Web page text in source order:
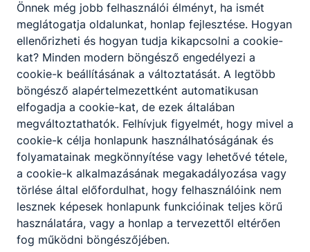
Önnek még jobb felhasználói élményt, ha ismét
meglátogatja oldalunkat, honlap fejlesztése. Hogyan
ellenőrizheti és hogyan tudja kikapcsolni a cookie-
kat? Minden modern böngésző engedélyezi a
cookie-k beállításának a változtatását. A legtöbb
böngésző alapértelmezettként automatikusan
elfogadja a cookie-kat, de ezek általában
megváltoztathatók. Felhívjuk figyelmét, hogy mivel a
cookie-k célja honlapunk használhatóságának és
folyamatainak megkönnyítése vagy lehetővé tétele,
a cookie-k alkalmazásának megakadályozása vagy
törlése által előfordulhat, hogy felhasználóink nem
lesznek képesek honlapunk funkcióinak teljes körű
használatára, vagy a honlap a tervezettől eltérően
fog működni böngészőjében.